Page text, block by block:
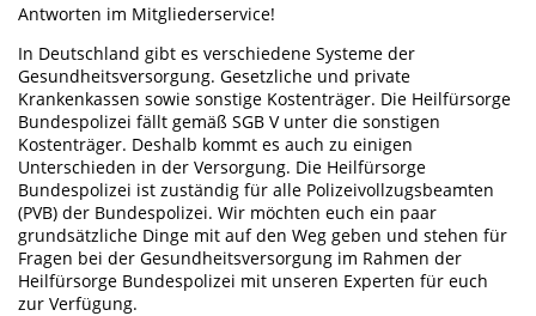
Antworten im Mitgliederservice!
In Deutschland gibt es verschiedene Systeme der
Gesundheitsversorgung. Gesetzliche und private
Krankenkassen sowie sonstige Kostenträger. Die Heilfürsorge
Bundespolizei fällt gemäß SGB V unter die sonstigen
Kostenträger. Deshalb kommt es auch zu einigen
Unterschieden in der Versorgung. Die Heilfürsorge
Bundespolizei ist zuständig für alle Polizeivollzugsbeamten
(PVB) der Bundespolizei. Wir möchten euch ein paar
grundsätzliche Dinge mit auf den Weg geben und stehen für
Fragen bei der Gesundheitsversorgung im Rahmen der
Heilfürsorge Bundespolizei mit unseren Experten für euch
zur Verfügung.